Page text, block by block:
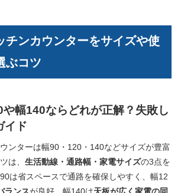
チンカウンターをサイズや使
ぶコツ
幅140ならどれが正解？失敗し
イド
ンターは幅90・120・140などサイズが豊富
は、 生活動線・通路幅・家電サイズの3点を
は省スペースで通路を確保しやすく、幅12